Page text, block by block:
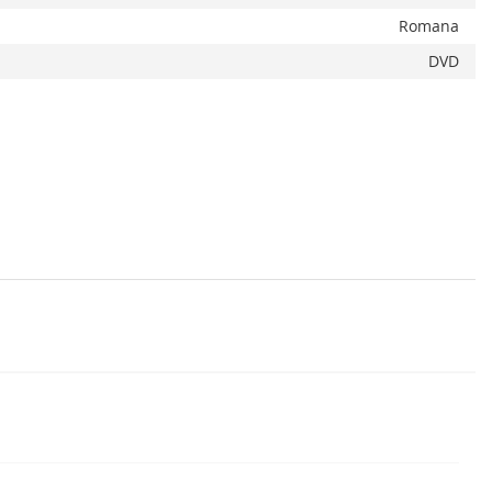
Romana
DVD